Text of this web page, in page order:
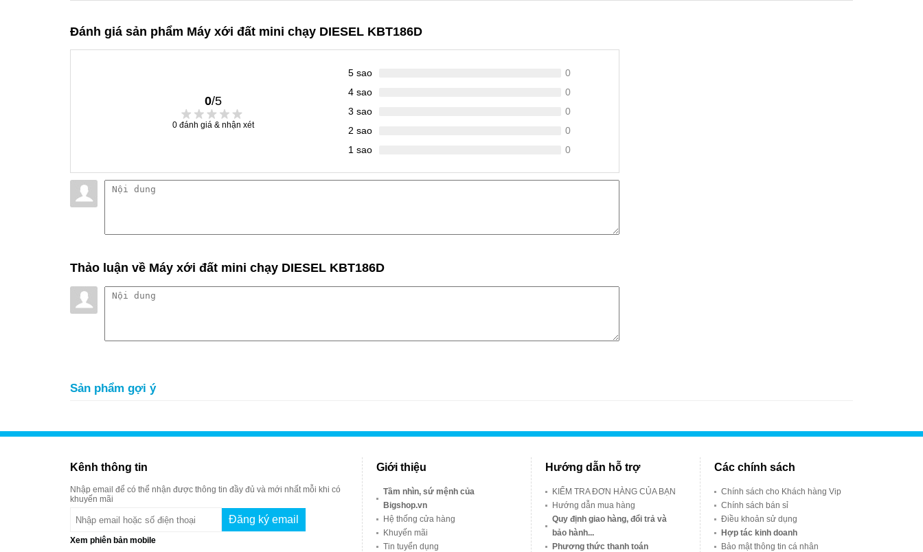
Đánh giá sản phẩm Máy xới đất mini chạy DIESEL KBT186D
0/5
0đánh giá & nhận xét
5 sao
0
4 sao
0
3 sao
0
2 sao
0
1 sao
0
Thảo luận về Máy xới đất mini chạy DIESEL KBT186D
Sản phẩm gợi ý
Kênh thông tin
Nhập email để có thể nhận được thông tin đầy đủ và mới nhất mỗi khi có
khuyến mãi
Xem phiên bản mobile
Giới thiệu
Tầm nhìn, sứ mệnh của
Bigshop.vn
Hệ thống cửa hàng
Khuyến mãi
Tin tuyển dụng
Hướng dẫn hỗ trợ
KIỂM TRA ĐƠN HÀNG CỦA BẠN
Hướng dẫn mua hàng
Quy định giao hàng, đổi trả và
bảo hành...
Phương thức thanh toán
Các chính sách
Chính sách cho Khách hàng Vip
Chính sách bán sỉ
Điều khoản sử dụng
Hợp tác kinh doanh
Bảo mật thông tin cá nhân